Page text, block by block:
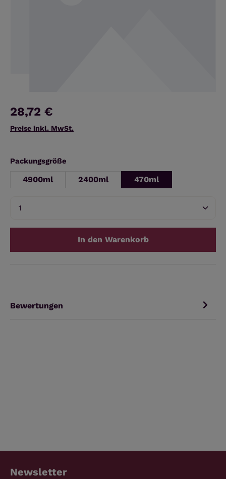
28,72 €
Preise inkl. MwSt.
Packungsgröße
4900ml 2400ml 470ml
Produkt Anzahl: Gib den gewünschten Wert
In den Warenkorb
Bewertungen
Newsletter